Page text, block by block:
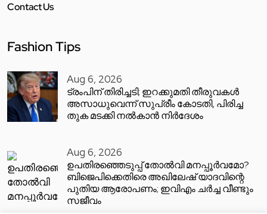
Contact Us
Fashion Tips
Aug 6, 2026
ട്രംപിന് തിരിച്ചടി; ഇറക്കുമതി തീരുവകൾ
അസാധുവെന്ന് സുപ്രീം കോടതി, പിരിച്ച
തുക മടക്കി നൽകാൻ നിർദേശം
Aug 6, 2026
ഉപതിരഞ്ഞെടുപ്പ് തോൽവി മനപ്പൂർവമോ?
ബിജെപിക്കെതിരെ അഖിലേഷ് യാദവിന്റെ
പുതിയ ആരോപണം; ഇവിഎം ചർച്ച വീണ്ടും
സജീവം